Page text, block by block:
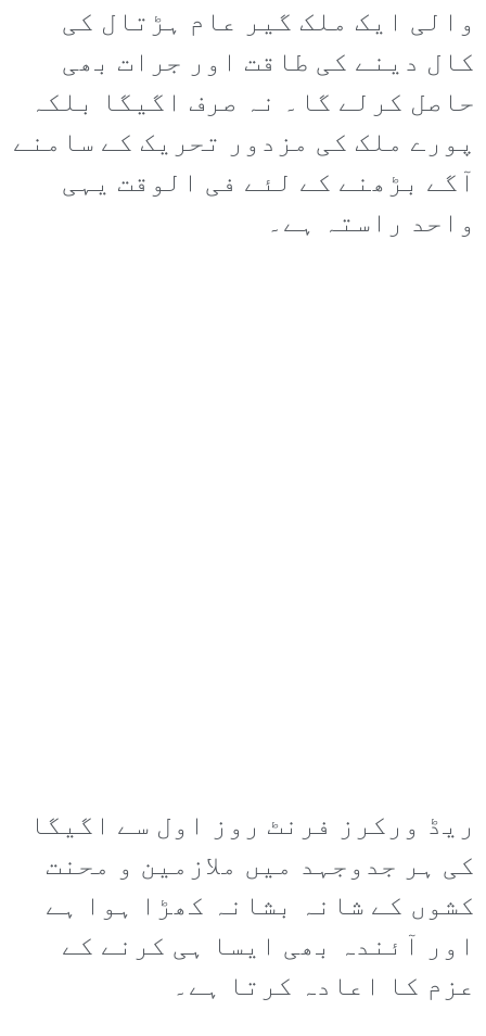
والی ایک ملک گیر عام ہڑتال کی
کال دینے کی طاقت اور جرات بھی
حاصل کرلے گا۔ نہ صرف اگیگا بلکہ
پورے ملک کی مزدور تحریک کے سامنے
آگے بڑھنے کے لئے فی الوقت یہی
واحد راستہ ہے۔
ریڈ ورکرز فرنٹ روز اول سے اگیگا
کی ہر جدوجہد میں ملازمین و محنت
کشوں کے شانہ بشانہ کھڑا ہوا ہے
اور آئندہ بھی ایسا ہی کرنے کے
عزم کا اعادہ کرتا ہے۔